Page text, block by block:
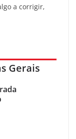
a corrigir,
Gerais